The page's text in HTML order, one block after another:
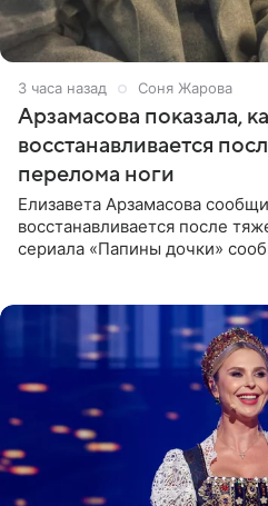
3 часа назад Соня Жарова
Арзамасова показала,
восстанавливается
перелома ноги
Елизавета Арзамасова
восстанавливается после
сериала «Папины дочки»